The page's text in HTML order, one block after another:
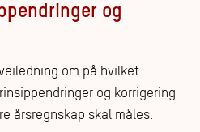
og
om på hvilket
og korrigering
årsregnskap skal måles.